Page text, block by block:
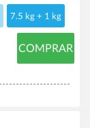
7.5 kg + 1 kg
COMPRAR